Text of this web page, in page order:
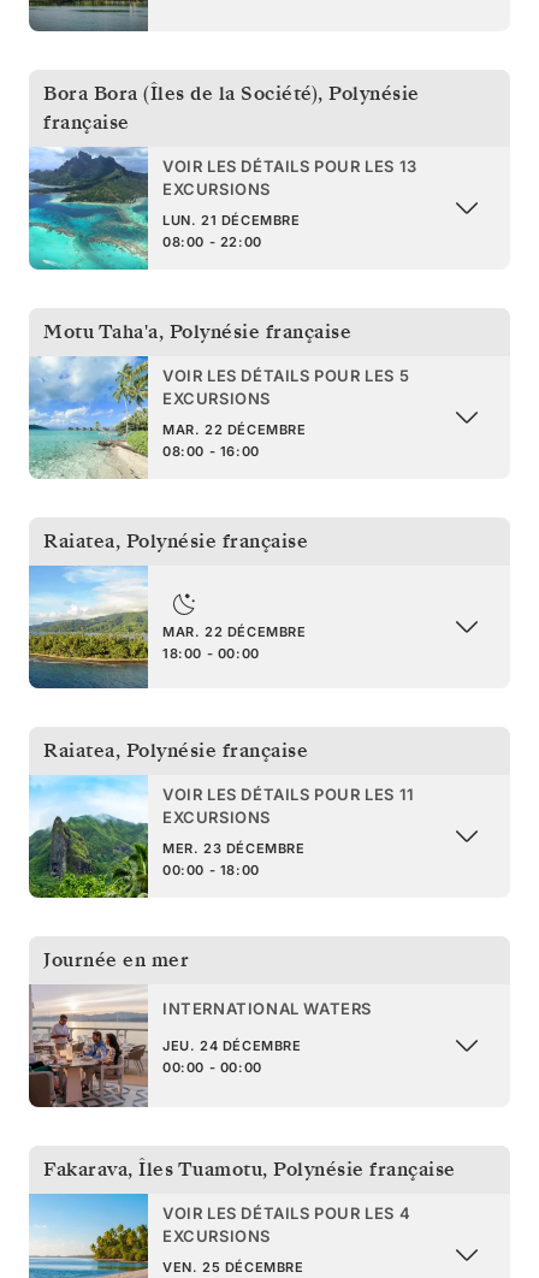
Bora Bora (Îles de la Société), Polynésie
française
VOIR LES DÉTAILS POUR LES 13
EXCURSIONS
LUN. 21 DÉCEMBRE
08:00 - 22:00
Motu Taha'a, Polynésie française
VOIR LES DÉTAILS POUR LES 5
EXCURSIONS
MAR. 22 DÉCEMBRE
08:00 - 16:00
Raiatea, Polynésie française
MAR. 22 DÉCEMBRE
18:00 - 00:00
Raiatea, Polynésie française
VOIR LES DÉTAILS POUR LES 11
EXCURSIONS
MER. 23 DÉCEMBRE
00:00 - 18:00
Journée en mer
INTERNATIONAL WATERS
JEU. 24 DÉCEMBRE
00:00 - 00:00
Fakarava, Îles Tuamotu, Polynésie française
VOIR LES DÉTAILS POUR LES 4
EXCURSIONS
VEN. 25 DÉCEMBRE